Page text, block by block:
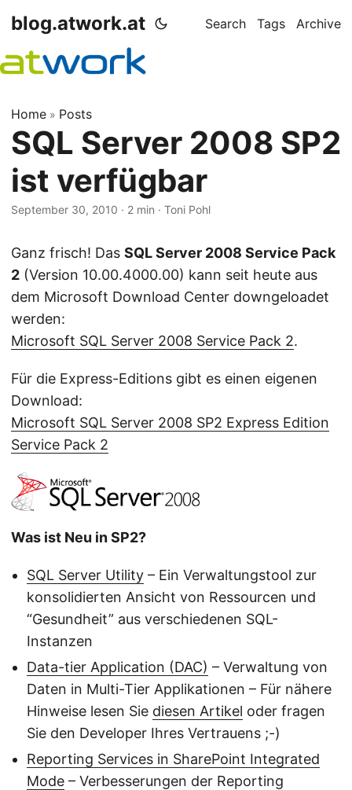
blog.atwork.at Search Tags Archive
Home » Posts
SQL Server 2008 SP2
ist verfügbar
September 30, 2010 · 2 min · Toni Pohl
Ganz frisch! Das SQL Server 2008 Service Pack
2 (Version 10.00.4000.00) kann seit heute aus
dem Microsoft Download Center downgeloadet
werden:
Microsoft SQL Server 2008 Service Pack 2.
Für die Express-Editions gibt es einen eigenen
Download:
Microsoft SQL Server 2008 SP2 Express Edition
Service Pack 2
Was ist Neu in SP2?
SQL Server Utility – Ein Verwaltungstool zur
konsolidierten Ansicht von Ressourcen und
“Gesundheit” aus verschiedenen SQL-
Instanzen
Data-tier Application (DAC) – Verwaltung von
Daten in Multi-Tier Applikationen – Für nähere
Hinweise lesen Sie diesen Artikel oder fragen
Sie den Developer Ihres Vertrauens ;-)
Reporting Services in SharePoint Integrated
Mode – Verbesserungen der Reporting